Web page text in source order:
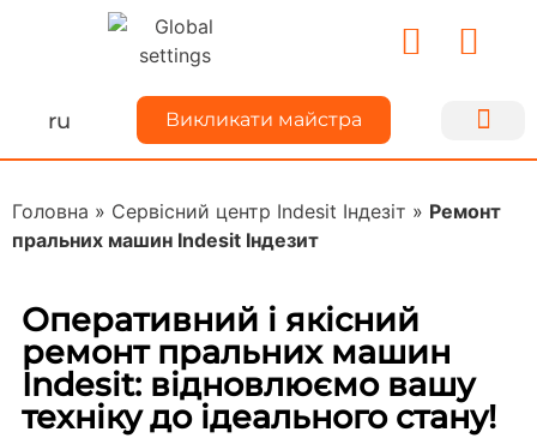
ru Викликати майстра
Головна » Сервісний центр Indesit Індезіт » Ремонт
пральних машин Indesit Індезит
Оперативний і якісний
ремонт пральних машин
Indesit: відновлюємо вашу
техніку до ідеального стану!